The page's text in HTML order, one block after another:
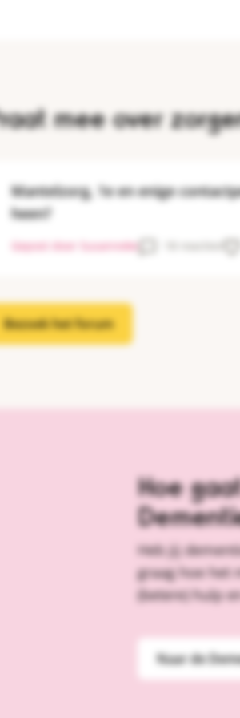
mee over
Mantelzorg, 1e en enige
heen?
Gepost door Susanneke
Bezoek het forum
Hoe
Heb jij
graag hoe het
(betere) hulp
Naar de